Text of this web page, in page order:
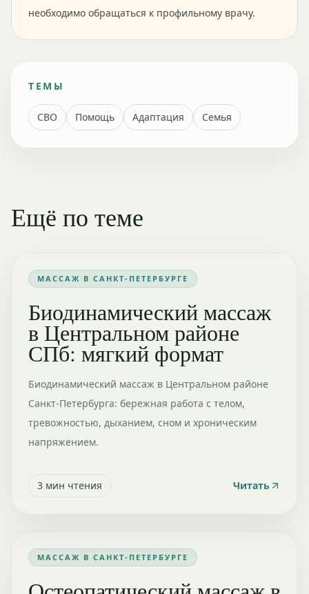
необходимо обращаться к профильному врачу.
ТЕМЫ
СВО Помощь Адаптация Семья
Ещё по теме
МАССАЖ В САНКТ-ПЕТЕРБУРГЕ
Биодинамический массаж
в Центральном районе
СПб: мягкий формат
Биодинамический массаж в Центральном районе
Санкт-Петербурга: бережная работа с телом,
тревожностью, дыханием, сном и хроническим
напряжением.
3 мин чтения Читать
МАССАЖ В САНКТ-ПЕТЕРБУРГЕ